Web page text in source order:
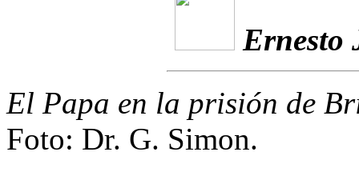
Ernesto
El Papa en la prisión de
Foto: Dr. G. Simon.